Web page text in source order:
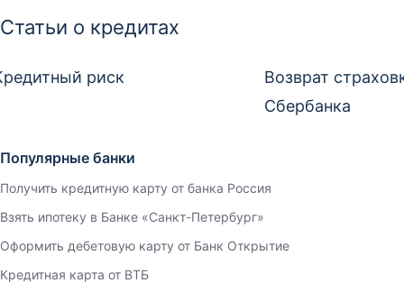
Статьи о кредитах
риск
Возврат
Сбербанка
Популярные банки
Получить кредитную карту от банка Россия
Взять ипотеку в Банке «Санкт-Петербург»
Оформить дебетовую карту от Банк Открытие
Кредитная карта от ВТБ